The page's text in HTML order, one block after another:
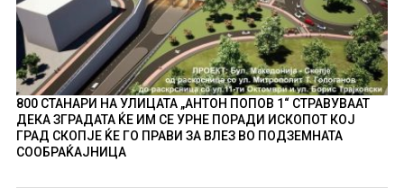
800 СТАНАРИ НА УЛИЦАТА „АНТОН ПОПОВ 1“ СТРАВУВААТ
ДЕКА ЗГРАДАТА ЌЕ ИМ СЕ УРНЕ ПОРАДИ ИСКОПОТ КОЈ
ГРАД СКОПЈЕ ЌЕ ГО ПРАВИ ЗА ВЛЕЗ ВО ПОДЗЕМНАТА
СООБРАЌАЈНИЦА